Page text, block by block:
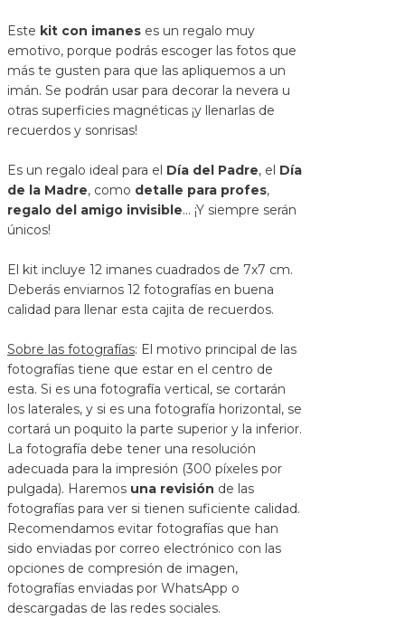
Este kit con imanes es un regalo muy
emotivo, porque podrás escoger las fotos que
más te gusten para que las apliquemos a un
imán. Se podrán usar para decorar la nevera u
otras superficies magnéticas ¡y llenarlas de
recuerdos y sonrisas!
Es un regalo ideal para el Día del Padre, el Día
de la Madre, como detalle para profes,
regalo del amigo invisible… ¡Y siempre serán
únicos!
El kit incluye 12 imanes cuadrados de 7x7 cm.
Deberás enviarnos 12 fotografías en buena
calidad para llenar esta cajita de recuerdos.
Sobre las fotografías: El motivo principal de las
fotografías tiene que estar en el centro de
esta. Si es una fotografía vertical, se cortarán
los laterales, y si es una fotografía horizontal, se
cortará un poquito la parte superior y la inferior.
La fotografía debe tener una resolución
adecuada para la impresión (300 píxeles por
pulgada). Haremos una revisión de las
fotografías para ver si tienen suficiente calidad.
Recomendamos evitar fotografías que han
sido enviadas por correo electrónico con las
opciones de compresión de imagen,
fotografías enviadas por WhatsApp o
descargadas de las redes sociales.